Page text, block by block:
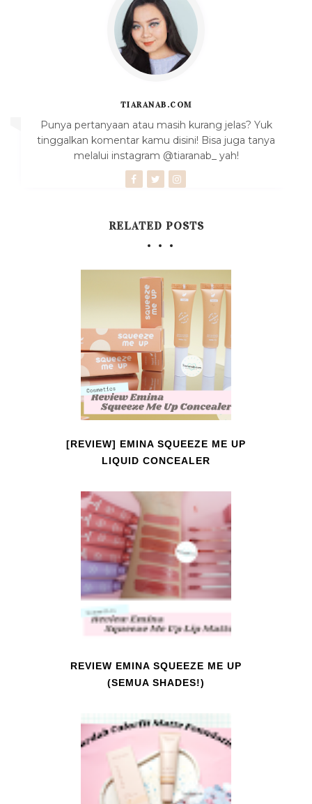
TIARANAB.COM
Punya pertanyaan atau masih kurang jelas? Yuk
tinggalkan komentar kamu disini! Bisa juga tanya
melalui instagram @tiaranab_ yah!
RELATED POSTS
[REVIEW] EMINA SQUEEZE ME UP
LIQUID CONCEALER
REVIEW EMINA SQUEEZE ME UP
(SEMUA SHADES!)